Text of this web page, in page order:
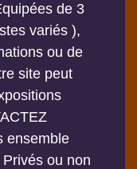
de 3
variés ),
ou de
site peut
ensemble
ou non